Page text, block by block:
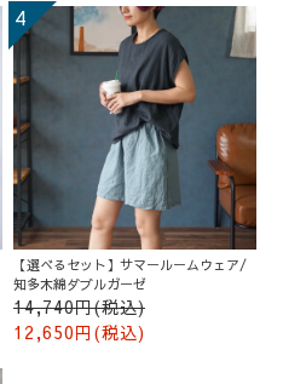
【選べるセット】サマールームウェア/
知多木綿ダブルガーゼ
14,740円(税込)
12,650円(税込)